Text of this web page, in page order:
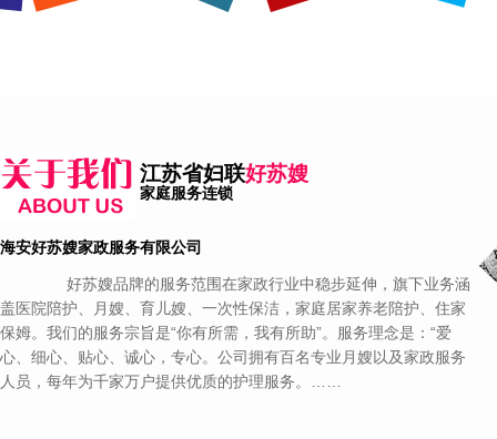
江苏省妇联好苏嫂
家庭服务连锁
海安好苏嫂家政服务有限公司
好苏嫂品牌的服务范围在家政行业中稳步延伸，旗下业务涵
盖医院陪护、月嫂、育儿嫂、一次性保洁，家庭居家养老陪护、住家
保姆。我们的服务宗旨是“你有所需，我有所助”。服务理念是：“爱
心、细心、贴心、诚心，专心。公司拥有百名专业月嫂以及家政服务
人员，每年为千家万户提供优质的护理服务。……